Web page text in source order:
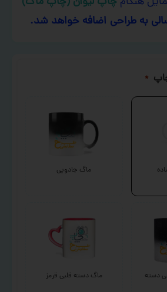
به طراحی اضافه خواهد شد.
*
ماگ جادویی
دسته
ماگ دسته قلبی قرمز